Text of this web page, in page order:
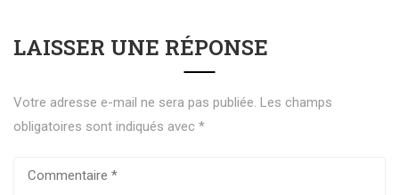
LAISSER UNE RÉPONSE
Votre adresse e-mail ne sera pas publiée. Les champs
obligatoires sont indiqués avec *